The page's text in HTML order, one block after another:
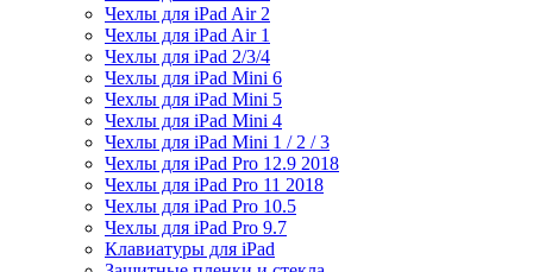
Чехлы для iPad Air 2
Чехлы для iPad Air 1
Чехлы для iPad 2/3/4
Чехлы для iPad Mini 6
Чехлы для iPad Mini 5
Чехлы для iPad Mini 4
Чехлы для iPad Mini 1 / 2 / 3
Чехлы для iPad Pro 12.9 2018
Чехлы для iPad Pro 11 2018
Чехлы для iPad Pro 10.5
Чехлы для iPad Pro 9.7
Клавиатуры для iPad